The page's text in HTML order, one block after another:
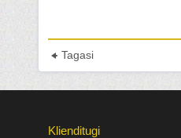
Tagasi
Klienditugi